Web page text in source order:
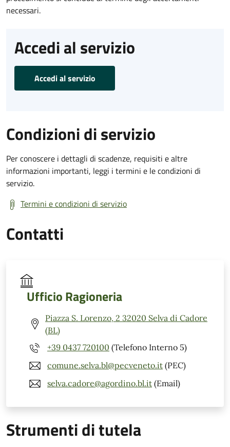
necessari.
Accedi al servizio
Accedi al servizio
Condizioni di servizio
Per conoscere i dettagli di scadenze, requisiti e altre
informazioni importanti, leggi i termini e le condizioni di
servizio.
Termini e condizioni di servizio
Contatti
Ufficio Ragioneria
Piazza S. Lorenzo, 2 32020 Selva di Cadore
(BL)
+39 0437 720100 (Telefono Interno 5)
comune.selva.bl@pecveneto.it (PEC)
selva.cadore@agordino.bl.it (Email)
Strumenti di tutela